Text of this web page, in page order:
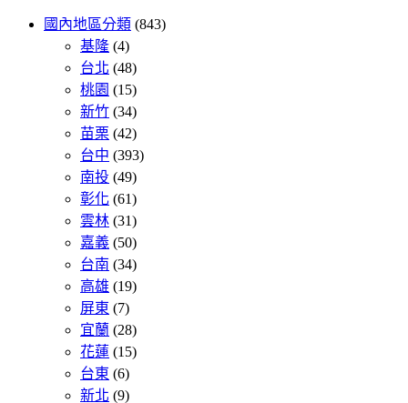
國內地區分類 (843)
基隆 (4)
台北 (48)
桃園 (15)
新竹 (34)
苗栗 (42)
台中 (393)
南投 (49)
彰化 (61)
雲林 (31)
嘉義 (50)
台南 (34)
高雄 (19)
屏東 (7)
宜蘭 (28)
花蓮 (15)
台東 (6)
新北 (9)